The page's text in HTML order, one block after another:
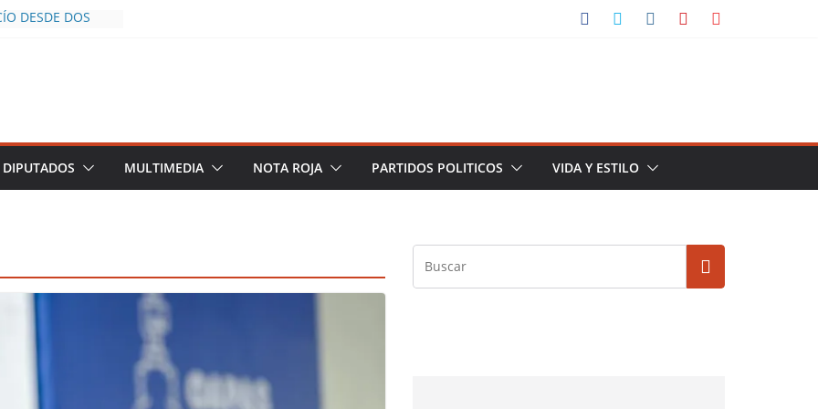
DESDE DOS
AL INFLUENCER
DURANTE
EN
A LAS
TERMINA
DEL PLAN
DIPUTADOS MULTIMEDIA NOTA ROJA PARTIDOS POLITICOS VIDA Y ESTILO